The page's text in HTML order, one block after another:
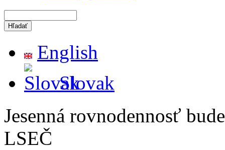
English
Slovak
Jesenná rovnodennosť
LSEČ